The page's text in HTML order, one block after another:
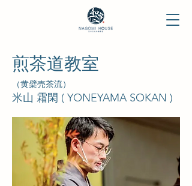
煎茶道​教室
（黄檗売茶流）
米山 霜閑 ( YONEYAMA SOKAN )